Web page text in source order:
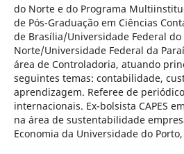
do Norte e do Programa
de Pós-Graduação em Ciências
de Brasília/Universidade Federal do
Norte/Universidade Federal da
área de Controladoria, atuando
seguintes temas: contabilidade,
aprendizagem. Referee de
internacionais. Ex-bolsista CAPES
na área de sustentabilidade
Economia da Universidade do